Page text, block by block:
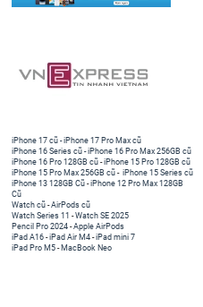
iPhone 17 cũ -iPhone 17 Pro Max cũ
iPhone 16 Series cũ - iPhone 16 Pro Max 256GB cũ
iPhone 16 Pro 128GB cũ -iPhone 15 Pro 128GB cũ
iPhone 15 Pro Max 256GB cũ - iPhone 15 Series cũ
iPhone 13 128GB Cũ -iPhone 12 Pro Max 128GB
Cũ
Watch cũ -AirPods cũ
Watch Series 11 -Watch SE 2025
Pencil Pro 2024 -Apple AirPods
iPad A16 -iPad Air M4 -iPad mini 7
iPad Pro M5 - MacBook Neo